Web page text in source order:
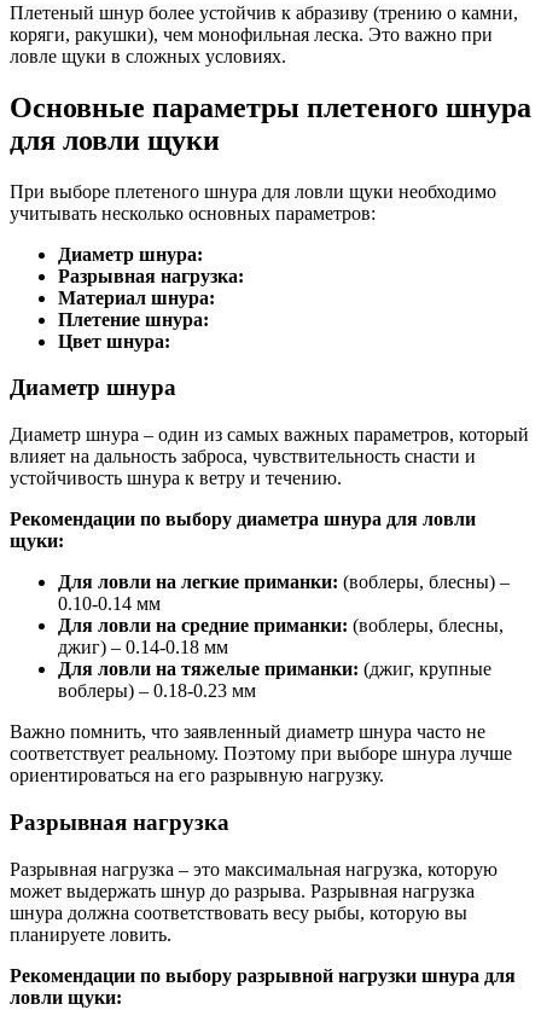
Плетеный шнур более устойчив к абразиву (трению о камни,
коряги, ракушки), чем монофильная леска. Это важно при
ловле щуки в сложных условиях.
Основные параметры плетеного шнура
для ловли щуки
При выборе плетеного шнура для ловли щуки необходимо
учитывать несколько основных параметров:
Диаметр шнура:
Разрывная нагрузка:
Материал шнура:
Плетение шнура:
Цвет шнура:
Диаметр шнура
Диаметр шнура – один из самых важных параметров, который
влияет на дальность заброса, чувствительность снасти и
устойчивость шнура к ветру и течению.
Рекомендации по выбору диаметра шнура для ловли
щуки:
Для ловли на легкие приманки: (воблеры, блесны) –
0.10-0.14 мм
Для ловли на средние приманки: (воблеры, блесны,
джиг) – 0.14-0.18 мм
Для ловли на тяжелые приманки: (джиг, крупные
воблеры) – 0.18-0.23 мм
Важно помнить, что заявленный диаметр шнура часто не
соответствует реальному. Поэтому при выборе шнура лучше
ориентироваться на его разрывную нагрузку.
Разрывная нагрузка
Разрывная нагрузка – это максимальная нагрузка, которую
может выдержать шнур до разрыва. Разрывная нагрузка
шнура должна соответствовать весу рыбы, которую вы
планируете ловить.
Рекомендации по выбору разрывной нагрузки шнура для
ловли щуки: